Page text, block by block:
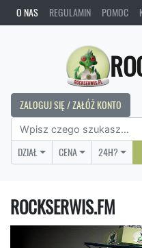
O NAS REGULAMIN POMOC
ZALOGUJ SIĘ / ZAŁÓŻ KONTO
DZIAŁ CENA 24H?
ROCKSERWIS.FM